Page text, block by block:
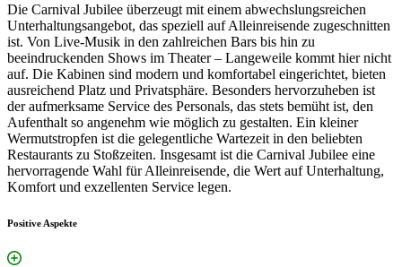
Die Carnival Jubilee überzeugt mit einem abwechslungsreichen
Unterhaltungsangebot, das speziell auf Alleinreisende zugeschnitten
ist. Von Live-Musik in den zahlreichen Bars bis hin zu
beeindruckenden Shows im Theater – Langeweile kommt hier nicht
auf. Die Kabinen sind modern und komfortabel eingerichtet, bieten
ausreichend Platz und Privatsphäre. Besonders hervorzuheben ist
der aufmerksame Service des Personals, das stets bemüht ist, den
Aufenthalt so angenehm wie möglich zu gestalten. Ein kleiner
Wermutstropfen ist die gelegentliche Wartezeit in den beliebten
Restaurants zu Stoßzeiten. Insgesamt ist die Carnival Jubilee eine
hervorragende Wahl für Alleinreisende, die Wert auf Unterhaltung,
Komfort und exzellenten Service legen.
Positive Aspekte